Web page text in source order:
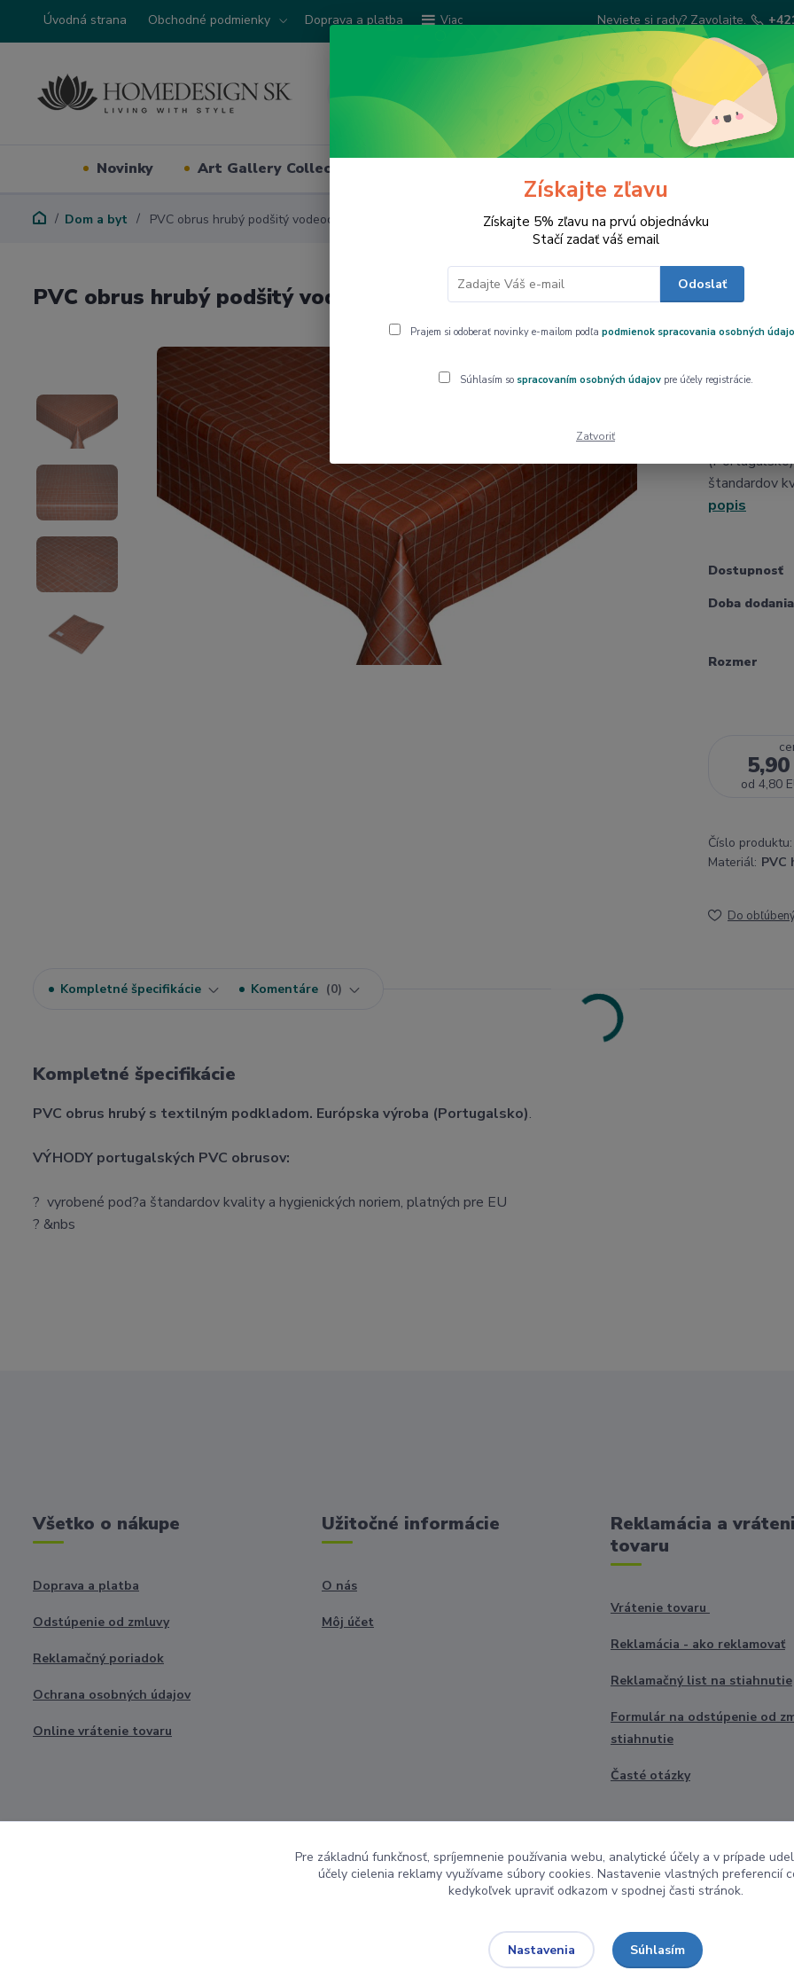
Úvodná strana Obchodné podmienky Doprava a platba Viac Neviete si rady? Zavolajte.
Novinky Art Gallery Collection
Dom a byt PVC obrus hrubý podšitý vodeodolný vzorovaný – rôzne rozmery
PVC obrus hrubý podšitý vodeodolný vzorovaný – rôzne rozmery
PVC
PVC obrus
štandardov
popis
Dostupnosť
Doba dodania
Rozmer
od4,80
Číslo produktu:
Materiál: PVC
Do
Kompletné špecifikácie Komentáre 0
Kompletné špecifikácie
PVC obrus hrubý s textilným podkladom. Európska výroba (Portugalsko).
VÝHODY portugalských PVC obrusov:
? vyrobené pod?a štandardov kvality a hygienických noriem, platných pre EU
? &nbs
Všetko o nákupe
Doprava a platba
Odstúpenie od zmluvy
Reklamačný poriadok
Ochrana osobných údajov
Online vrátenie tovaru
Užitočné informácie
O nás
Môj účet
Reklamácia a
tovaru
Vrátenie tovaru
Reklamácia - ako reklamovať
Reklamačný list na stiahnutie
Formulár na odstúpenie od
stiahnutie
Časté otázky
Získajte zľavu
Získajte 5% zľavu na prvú objednávku
Stačí zadať váš email
Odoslať
Prajem si odoberať novinky e-mailom podľa podmienok spracovania osobných
Súhlasím so spracovaním osobných údajovpre účely registrácie.
Zatvoriť
Pre základnú funkčnosť, spríjemnenie používania webu, analytické účely a v prípade
účely cielenia reklamy využívame súbory cookies. Nastavenie vlastných preferencií
kedykoľvek upraviť odkazom v spodnej časti stránok.
Nastavenia Súhlasím